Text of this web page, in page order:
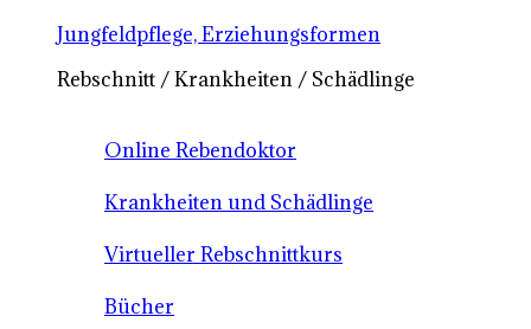
Jungfeldpflege, Erziehungsformen
Rebschnitt / Krankheiten / Schädlinge
Online Rebendoktor
Krankheiten und Schädlinge
Virtueller Rebschnittkurs
Bücher